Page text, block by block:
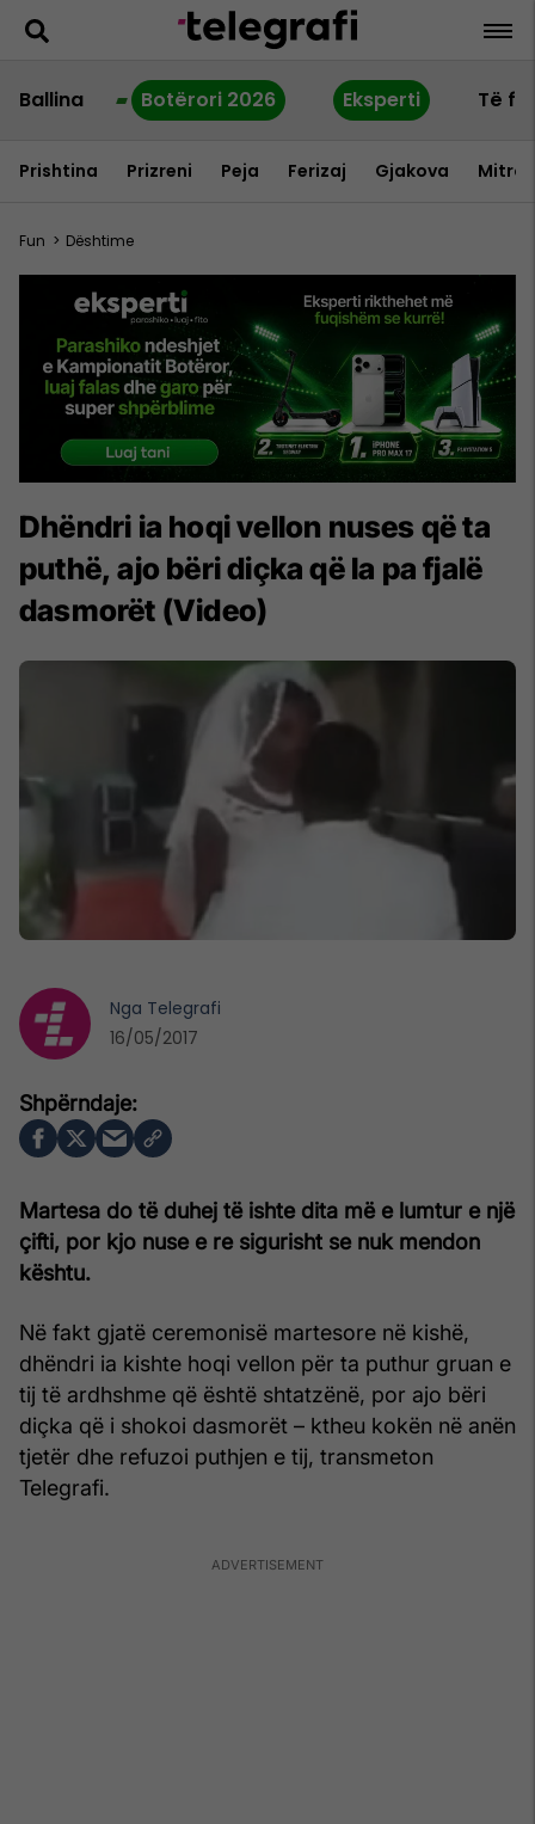
Ballina Botërori 2026 Eksperti Të
Prishtina Prizreni Peja Ferizaj Gjakova
Fun > Dështime
Dhëndri ia hoqi vellon nuses që ta
puthë, ajo bëri diçka që la pa fjalë
dasmorët (Video)
Martesa do të duhej të ishte dita më e lumtur e një
çifti, por kjo nuse e re sigurisht se nuk mendon
kështu.
Në fakt gjatë ceremonisë martesore në kishë,
dhëndri ia kishte hoqi vellon për ta puthur gruan e
tij të ardhshme që është shtatzënë, por ajo bëri
diçka që i shokoi dasmorët – ktheu kokën në anën
tjetër dhe refuzoi puthjen e tij, transmeton
Telegrafi.
Nga Telegrafi
16/05/2017